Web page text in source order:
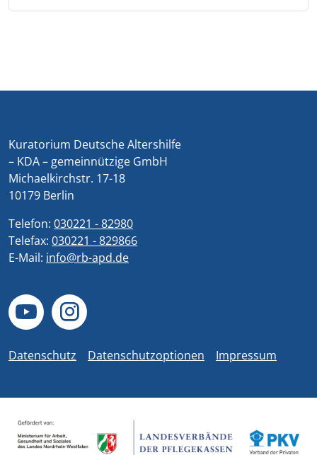
Kuratorium Deutsche Altershilfe
– KDA – gemeinnützige GmbH
Michaelkirchstr. 17-18
10179 Berlin
Telefon: 030221 - 82980
Telefax: 030221 - 829866
E-Mail: info@rb-apd.de
Datenschutz Datenschutzoptionen Impressum